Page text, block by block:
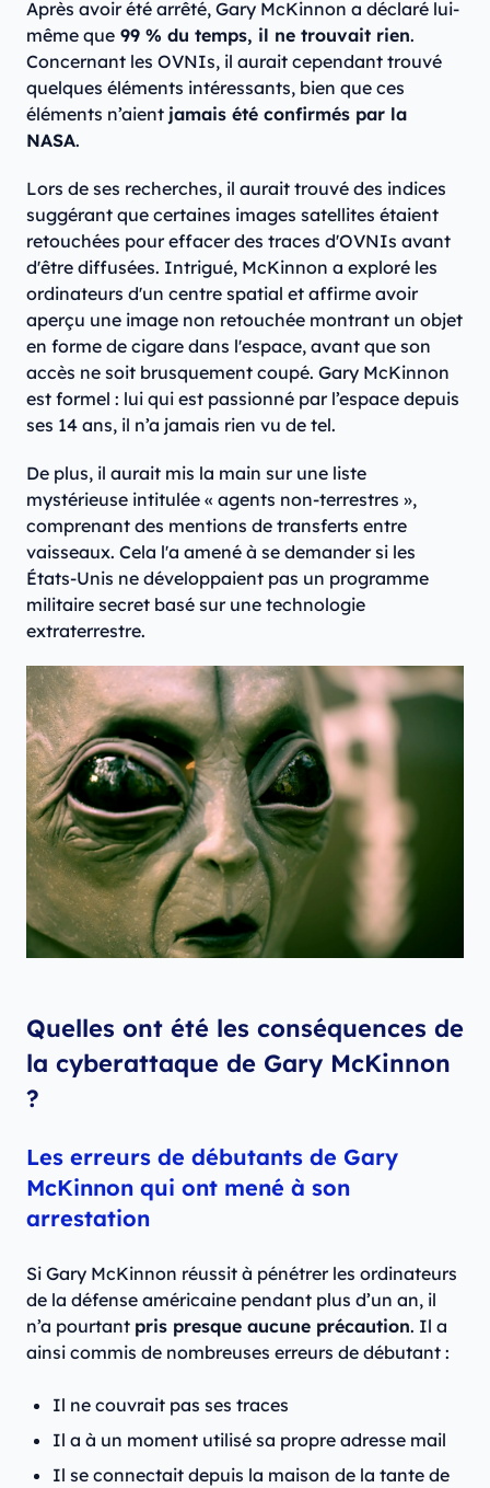
Après avoir été arrêté, Gary McKinnon a déclaré lui-
même que 99 % du temps, il ne trouvait rien.
Concernant les OVNIs, il aurait cependant trouvé
quelques éléments intéressants, bien que ces
éléments n’aient jamais été confirmés par la
NASA.
Lors de ses recherches, il aurait trouvé des indices
suggérant que certaines images satellites étaient
retouchées pour effacer des traces d'OVNIs avant
d'être diffusées. Intrigué, McKinnon a exploré les
ordinateurs d'un centre spatial et affirme avoir
aperçu une image non retouchée montrant un objet
en forme de cigare dans l'espace, avant que son
accès ne soit brusquement coupé. Gary McKinnon
est formel : lui qui est passionné par l’espace depuis
ses 14 ans, il n’a jamais rien vu de tel.
De plus, il aurait mis la main sur une liste
mystérieuse intitulée « agents non-terrestres »,
comprenant des mentions de transferts entre
vaisseaux. Cela l'a amené à se demander si les
États-Unis ne développaient pas un programme
militaire secret basé sur une technologie
extraterrestre.
Quelles ont été les conséquences de
la cyberattaque de Gary McKinnon
?
Les erreurs de débutants de Gary
McKinnon qui ont mené à son
arrestation
Si Gary McKinnon réussit à pénétrer les ordinateurs
de la défense américaine pendant plus d’un an, il
n’a pourtant pris presque aucune précaution. Il a
ainsi commis de nombreuses erreurs de débutant :
Il ne couvrait pas ses traces
Il a à un moment utilisé sa propre adresse mail
Il se connectait depuis la maison de la tante de